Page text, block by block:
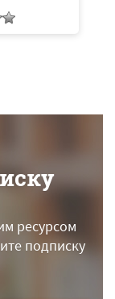
ресурсом
подписку